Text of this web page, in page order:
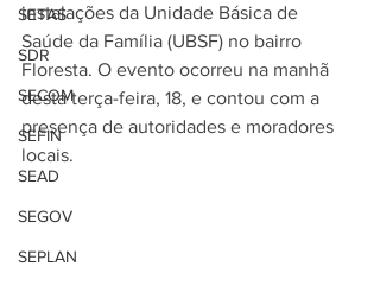
SETAS
SDR
SECOM
SEFIN
SEAD
SEGOV
SEPLAN
instalações da Unidade Básica de
Saúde da Família (UBSF) no bairro
Floresta. O evento ocorreu na manhã
desta terça-feira, 18, e contou com a
presença de autoridades e moradores
locais.